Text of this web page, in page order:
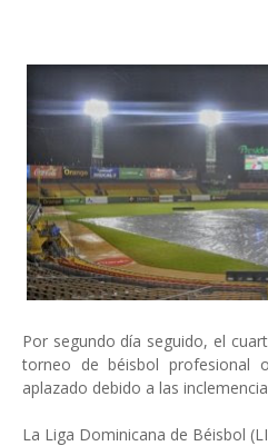
Por segundo día seguido, el
torneo de béisbol profesional
aplazado debido a las
La Liga Dominicana de Béisbol